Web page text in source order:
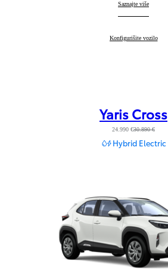
Aygo X:
Saznajte više
Aygo X:
Konfigurišite vozilo
Yaris Cross
24.990 €30.890 €
Hybrid Electric